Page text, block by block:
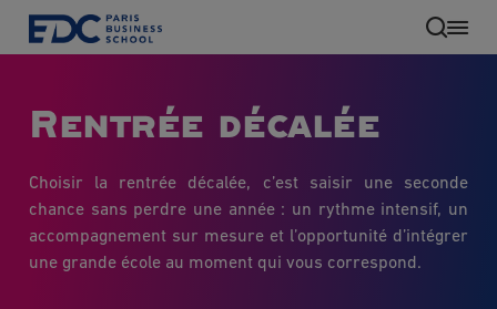
Aller
Rentrée décalée
Choisir la rentrée décalée, c’est saisir une seconde
chance sans perdre une année : un rythme intensif, un
accompagnement sur mesure et l’opportunité d’intégrer
une grande école au moment qui vous correspond.